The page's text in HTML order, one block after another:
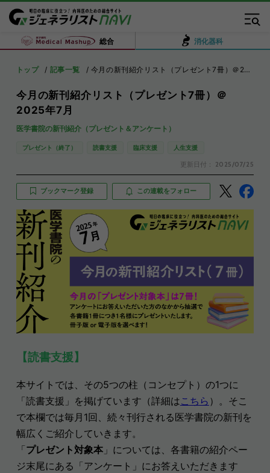
総合 消化器科
トップ 記事一覧 今月の新刊紹介リスト（プレゼント7冊）＠2025年7月
今月の新刊紹介リスト（プレゼント7冊）＠
2025年7月
医学書院の新刊紹介（プレゼント＆アンケート）
プレゼント（終了） 読書支援 臨床支援 人生支援
更新日付： 2025/07/25
ブックマーク登録 この連載をフォロー
【読書支援】
本サイトでは、その5つの柱（コンセプト）の1つに
「読書支援」を掲げています（詳細はこちら ）。そこ
で本欄では毎月1回、続々刊行される医学書院の新刊を
幅広くご紹介していきます。
「プレゼント対象本」については、各書籍の紹介ペー
ジ末尾にある「アンケート」にお答えいただきます